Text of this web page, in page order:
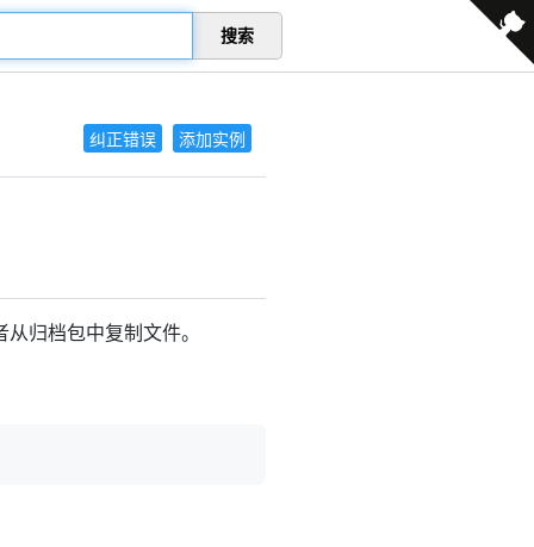
搜索
纠正错误 添加实例
归档包中复制文件。